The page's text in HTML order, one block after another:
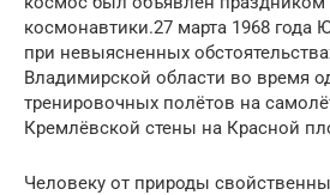
космонавтики.27 марта 1968 года
при невыясненных
Владимирской области во время
тренировочных полётов на
Кремлёвской стены на Красной
Человеку от природы